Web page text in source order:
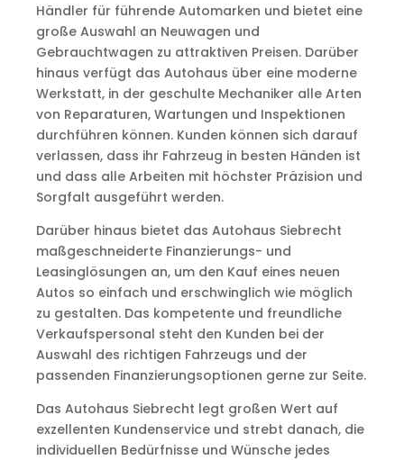
Händler für führende Automarken und bietet eine
große Auswahl an Neuwagen und
Gebrauchtwagen zu attraktiven Preisen. Darüber
hinaus verfügt das Autohaus über eine moderne
Werkstatt, in der geschulte Mechaniker alle Arten
von Reparaturen, Wartungen und Inspektionen
durchführen können. Kunden können sich darauf
verlassen, dass ihr Fahrzeug in besten Händen ist
und dass alle Arbeiten mit höchster Präzision und
Sorgfalt ausgeführt werden.
Darüber hinaus bietet das Autohaus Siebrecht
maßgeschneiderte Finanzierungs- und
Leasinglösungen an, um den Kauf eines neuen
Autos so einfach und erschwinglich wie möglich
zu gestalten. Das kompetente und freundliche
Verkaufspersonal steht den Kunden bei der
Auswahl des richtigen Fahrzeugs und der
passenden Finanzierungsoptionen gerne zur Seite.
Das Autohaus Siebrecht legt großen Wert auf
exzellenten Kundenservice und strebt danach, die
individuellen Bedürfnisse und Wünsche jedes